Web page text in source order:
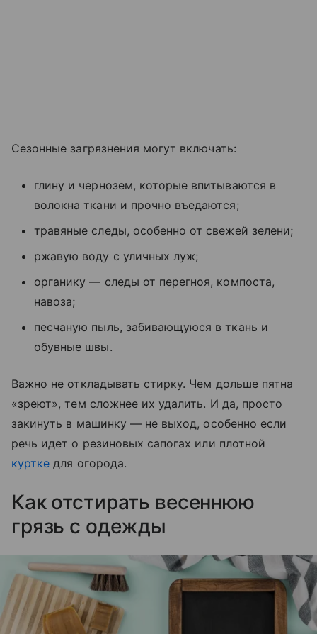
Сезонные загрязнения могут включать:
глину и чернозем, которые впитываются в
волокна ткани и прочно въедаются;
травяные следы, особенно от свежей зелени;
ржавую воду с уличных луж;
органику — следы от перегноя, компоста,
навоза;
песчаную пыль, забивающуюся в ткань и
обувные швы.
Важно не откладывать стирку. Чем дольше пятна
«зреют», тем сложнее их удалить. И да, просто
закинуть в машинку — не выход, особенно если
речь идет о резиновых сапогах или плотной
куртке для огорода.
Как отстирать весеннюю
грязь с одежды